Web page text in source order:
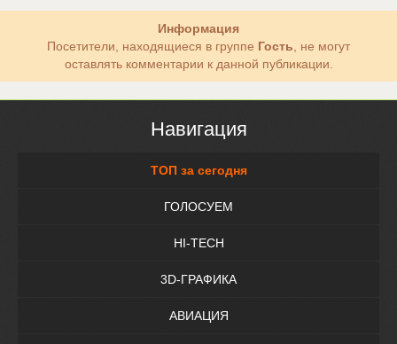
Информация
Посетители, находящиеся в группе Гость , не могут
оставлять комментарии к данной публикации.
Навигация
ТОП за сегодня
ГОЛОСУЕМ
HI-TECH
3D-ГРАФИКА
АВИАЦИЯ